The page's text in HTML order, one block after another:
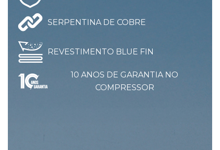
SERPENTINA DE COBRE
REVESTIMENTO BLUE FIN
10 ANOS DE GARANTIA NO
COMPRESSOR